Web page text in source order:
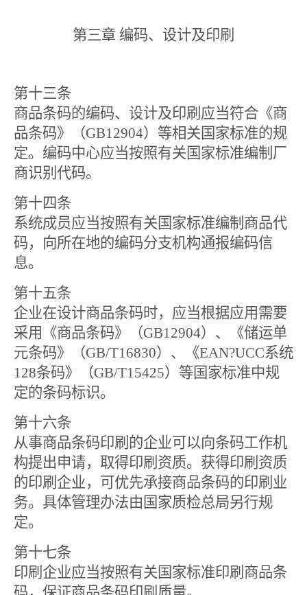
第三章 编码、设计及印刷
第十三条
商品条码的编码、设计及印刷应当符合《商
品条码》（GB12904）等相关国家标准的规
定。编码中心应当按照有关国家标准编制厂
商识别代码。
第十四条
系统成员应当按照有关国家标准编制商品代
码，向所在地的编码分支机构通报编码信
息。
第十五条
企业在设计商品条码时，应当根据应用需要
采用《商品条码》（GB12904）、《储运单
元条码》（GB/T16830）、《EAN?UCC系统
128条码》（GB/T15425）等国家标准中规
定的条码标识。
第十六条
从事商品条码印刷的企业可以向条码工作机
构提出申请，取得印刷资质。获得印刷资质
的印刷企业，可优先承接商品条码的印刷业
务。具体管理办法由国家质检总局另行规
定。
第十七条
印刷企业应当按照有关国家标准印刷商品条